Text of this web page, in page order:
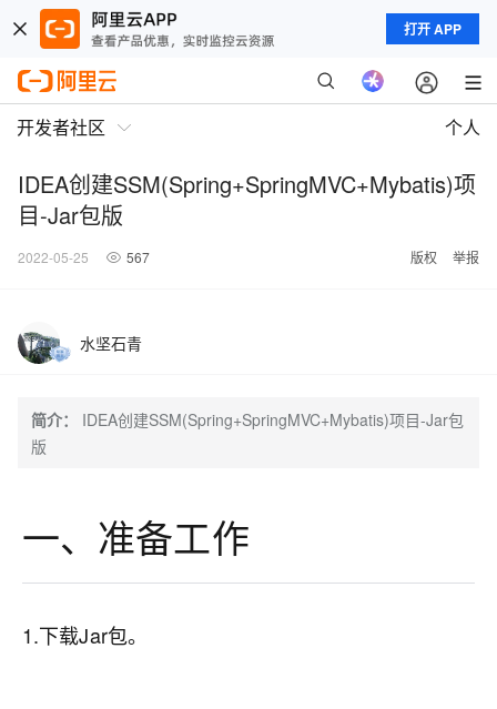
打开 APP
开发者社区 个人
IDEA创建SSM(Spring+SpringMVC+Mybatis)项
目-Jar包版
2022-05-25 567 版权 举报
水坚石青
简介：
IDEA创建SSM(Spring+SpringMVC+Mybatis)项目-Jar包
版
一、准备工作
1.下载Jar包。